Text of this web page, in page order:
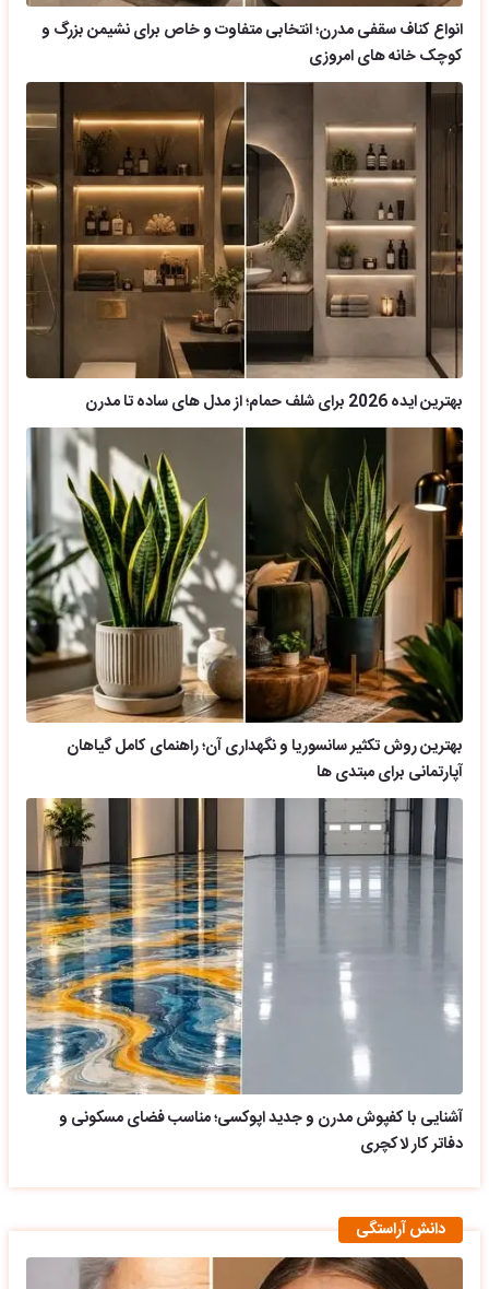
انواع کناف سقفی مدرن؛ انتخابی متفاوت و خاص برای نشیمن بزرگ و
کوچک خانه های امروزی
بهترین ایده 2026 برای شلف حمام؛ از مدل های ساده تا مدرن
بهترین روش تکثیر سانسوریا و نگهداری آن؛ راهنمای کامل گیاهان
آپارتمانی برای مبتدی ها
آشنایی با کفپوش مدرن و جدید اپوکسی؛ مناسب فضای مسکونی و
دفاتر کار لاکچری
دانش آراستگی